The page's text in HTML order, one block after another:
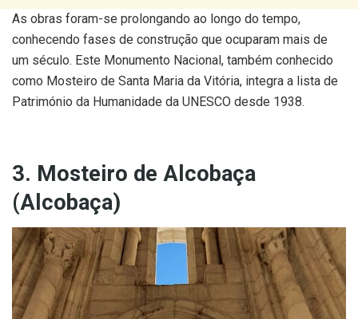
As obras foram-se prolongando ao longo do tempo,
conhecendo fases de construção que ocuparam mais de
um século. Este Monumento Nacional, também conhecido
como Mosteiro de Santa Maria da Vitória, integra a lista de
Património da Humanidade da UNESCO desde 1938.
3. Mosteiro de Alcobaça
(Alcobaça)